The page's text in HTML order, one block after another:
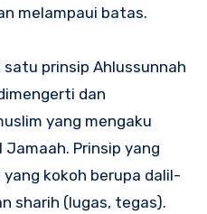
melampaui batas.
prinsip Ahlussunnah
dan
yang mengaku
Prinsip yang
kokoh berupa dalil-
sharih (lugas, tegas).